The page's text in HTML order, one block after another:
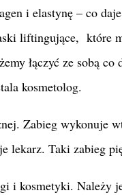
i elastynę – co
liftingujące, które
łączyć ze sobą co
kosmetolog.
Zabieg wykonuje
lekarz. Taki zabieg
i kosmetyki. Należy